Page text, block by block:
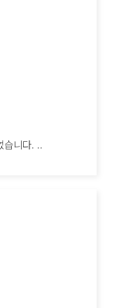
습니다. ..